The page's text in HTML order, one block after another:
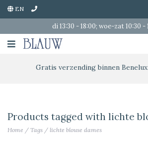
EN
di 13:30 - 18:00; woe-zat 10:30 -
Gratis verzending binnen
Products tagged with lichte
Home / Tags / lichte blouse dames